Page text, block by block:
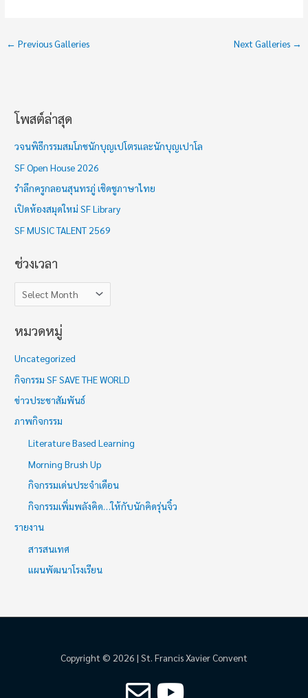
← Previous Galleries Next Galleries →
โพสต์ล่าสุด
วจนพิธีกรรมสมโภชนักบุญเปโตรและนักบุญเปาโล
SF Open House 2026
รำลึกครูกลอนสุนทรภู่ เชิดชูภาษาไทย
เปิดห้องสมุดใหม่ SF Library
SF MUSIC TALENT 2569
ช่วงเวลา
ช่
ง
เ
ว
ล
า
หมวดหมู่
Uncategorized
กิจกรรม SF SAVE THE WORLD
ข่าวประชาสัมพันธ์
ภาพกิจกรรม
Literature Based Learning
Morning Brush Up
กิจกรรมเด่นประจำเดือน
กิจกรรมเพิ่มพลังคิด…ให้กับนักคิดรุ่นจิ๋ว
รายงาน
สารสนเทศ
แผนพัฒนาโรงเรียน
Copyright © 2026 | St. Francis Xavier Convent